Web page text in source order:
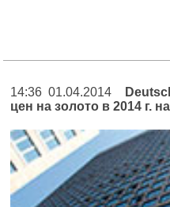
14:36 01.04.2014
цен на золото в 2014 г.